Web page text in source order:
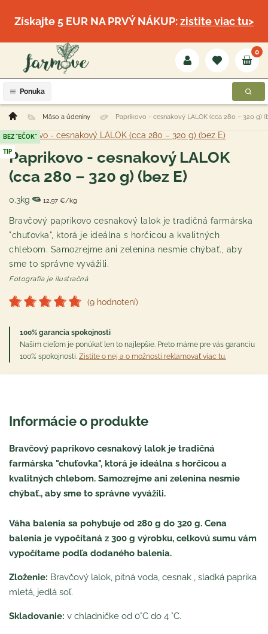
Získajte 5 EUR NA PRVÝ NÁKUP:zistite viac tu>
Ponuka
0
Mäso a údeniny Paprikovo - cesnakový LALOK (cca 280 – 320 g)
BEZ "EČOK"
TIPPaprikovo - cesnakový LALOK
(cca 280 – 320 g) (bez E)
0.3kg 12,97 €/kg
Bravčový paprikovo cesnakový lalok je tradičná farmárska
"chuťovka", ktorá je ideálna s horčicou a kvalitných
chlebom. Samozrejme ani zelenina nesmie chýbať., aby
sme to správne vyvážili.
Fotografia je ilustračná
(9 hodnotení)
100% garancia spokojnosti
Našim cieľom je ponúkať len to najlepšie. Preto máme pre vás garanciu
100% spokojnosti. Zistite o nej a o možnosti reklamovať viac tu.
Informácie o produkte
Bravčový paprikovo cesnakový lalok je tradičná
farmárska "chuťovka", ktorá je ideálna s horčicou a
kvalitných chlebom. Samozrejme ani zelenina nesmie
chýbať., aby sme to správne vyvážili.
Váha balenia sa pohybuje od 280 g do 320 g. Cena
balenia je vypočítaná z 300 g výrobku, celkovú sumu vám
vypočítame podľa dodaného balenia.
Zloženie: Bravčový lalok, pitná voda, cesnak , sladká paprika
mletá, jedlá soľ.
Skladovanie: v chladničke od 0°C do 4 °C.